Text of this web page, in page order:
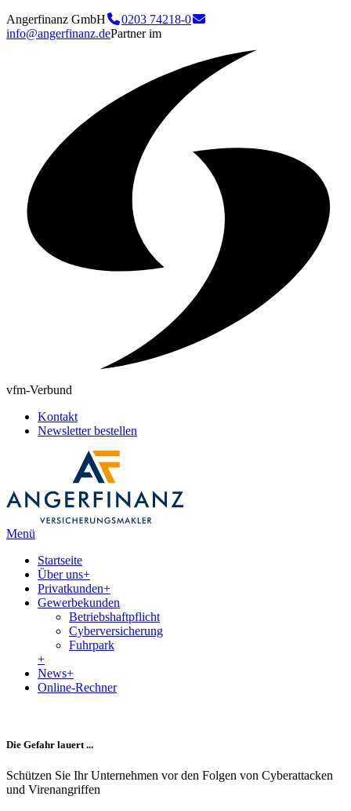
Angerfinanz GmbH
0203 74218-0
info@angerfinanz.dePartner im
vfm-Verbund
Kontakt
Newsletter bestellen
Menü
Startseite
Über uns+
Privatkunden+
Gewerbekunden
Betriebshaftpflicht
Cyberversicherung
Fuhrpark
+
News+
Online-Rechner
Die Gefahr lauert ...
Schützen Sie Ihr Unternehmen vor den Folgen von Cyberattacken
und Virenangriffen